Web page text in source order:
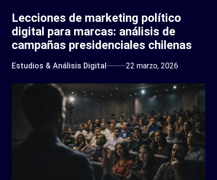
Lecciones de marketing político
digital para marcas: análisis de
campañas presidenciales chilenas
Estudios & Análisis Digital 22 marzo, 2026